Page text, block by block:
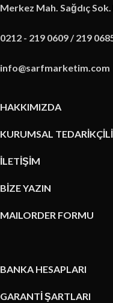
Merkez Mah. Sağdıç
0212 - 219 0609 / 219
info@sarfmarketim.com
HAKKIMIZDA
KURUMSAL
İLETİŞİM
BİZE YAZIN
MAILORDER FORMU
BANKA HESAPLARI
GARANTİ ŞARTLARI